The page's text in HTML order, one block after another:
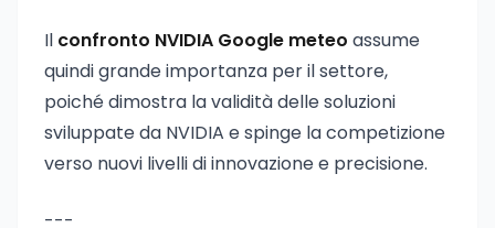
Il confronto NVIDIA Google meteo assume
quindi grande importanza per il settore,
poiché dimostra la validità delle soluzioni
sviluppate da NVIDIA e spinge la competizione
verso nuovi livelli di innovazione e precisione.
---